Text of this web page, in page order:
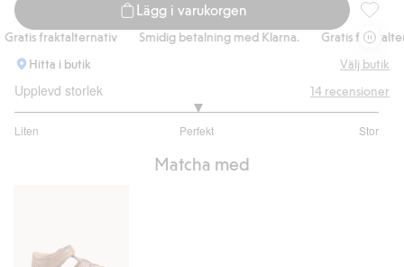
Lägg i varukorgen
fraktalternativ Smidig betalning med Klarna.
Gratis
Hitta i butik
Välj butik
Upplevd storlek
Liten Perfekt Stor
utav
14 recensioner
Matcha med